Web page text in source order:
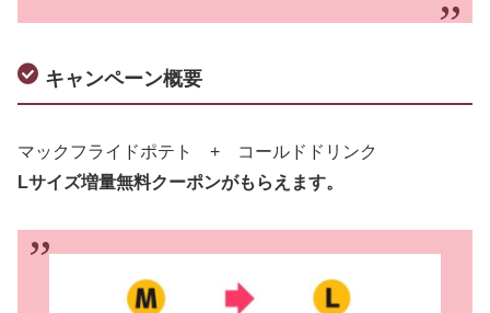
キャンペーン概要
マックフライドポテト + コールドドリンク
Lサイズ増量無料クーポンがもらえます。